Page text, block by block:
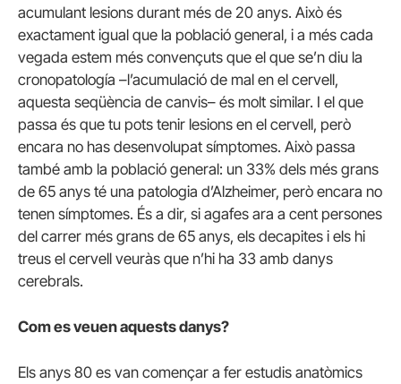
acumulant lesions durant més de 20 anys. Això és
exactament igual que la població general, i a més cada
vegada estem més convençuts que el que se’n diu la
cronopatología –l’acumulació de mal en el cervell,
aquesta seqüència de canvis– és molt similar. I el que
passa és que tu pots tenir lesions en el cervell, però
encara no has desenvolupat símptomes. Això passa
també amb la població general: un 33% dels més grans
de 65 anys té una patologia d’Alzheimer, però encara no
tenen símptomes. És a dir, si agafes ara a cent persones
del carrer més grans de 65 anys, els decapites i els hi
treus el cervell veuràs que n’hi ha 33 amb danys
cerebrals.
Com es veuen aquests danys?
Els anys 80 es van començar a fer estudis anatòmics